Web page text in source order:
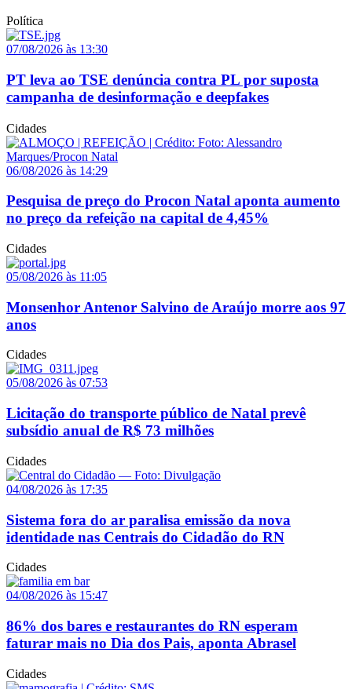
Política
07/08/2026 às 13:30
PT leva ao TSE denúncia contra PL por suposta
campanha de desinformação e deepfakes
Cidades
06/08/2026 às 14:29
Pesquisa de preço do Procon Natal aponta aumento
no preço da refeição na capital de 4,45%
Cidades
05/08/2026 às 11:05
Monsenhor Antenor Salvino de Araújo morre aos 97
anos
Cidades
05/08/2026 às 07:53
Licitação do transporte público de Natal prevê
subsídio anual de R$ 73 milhões
Cidades
04/08/2026 às 17:35
Sistema fora do ar paralisa emissão da nova
identidade nas Centrais do Cidadão do RN
Cidades
04/08/2026 às 15:47
86% dos bares e restaurantes do RN esperam
faturar mais no Dia dos Pais, aponta Abrasel
Cidades